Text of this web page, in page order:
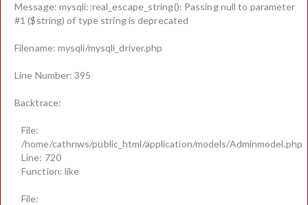
Message: mysqli::real_escape_string(): Passing null to parameter
#1 ($string) of type string is deprecated
Filename: mysqli/mysqli_driver.php
Line Number: 395
Backtrace:
File:
/home/cathnws/public_html/application/models/Adminmodel.php
Line: 720
Function: like
File: